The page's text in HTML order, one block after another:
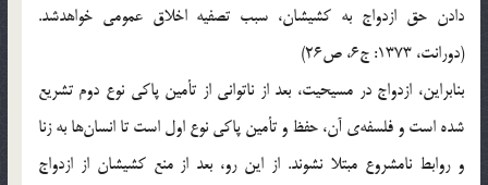
دادن حق ازدواج به كشيشان، سبب تصفيه اخلاق عمومي خواهدشد.
(دورانت، 1373: ج6، ص26)
بنابراين، ازدواج در مسيحيت، بعد از ناتواني از تأمين پاكي نوع دوم تشريع
شده است و فلسفه‌ي آن، حفظ و تأمين پاكي نوع اول است تا انسان‌ها به زنا
و روابط نامشروع مبتلا نشوند. از اين رو، بعد از منع كشيشان از ازدواج